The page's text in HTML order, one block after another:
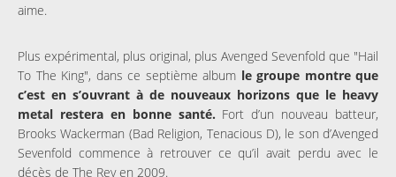
aime.
Plus expérimental, plus original, plus Avenged Sevenfold que "Hail
To The King", dans ce septième album le groupe montre que
c’est en s’ouvrant à de nouveaux horizons que le heavy
metal restera en bonne santé. Fort d’un nouveau batteur,
Brooks Wackerman (Bad Religion, Tenacious D), le son d’Avenged
Sevenfold commence à retrouver ce qu’il avait perdu avec le
décès de The Rev en 2009.